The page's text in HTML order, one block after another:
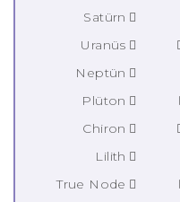
Satürn
Uranüs
Neptün
Plüton
Chiron
Lilith
True Node